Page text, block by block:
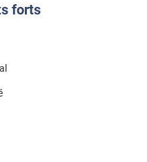
forts